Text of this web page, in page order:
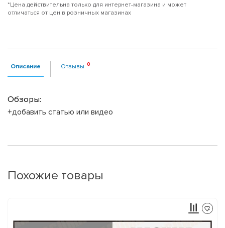
*Цена действительна только для интернет-магазина и может
отличаться от цен в розничных магазинах
Описание Отзывы
Обзоры:
+добавить статью или видео
Похожие товары